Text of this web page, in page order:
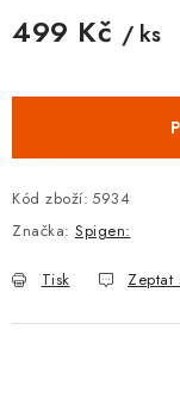
499 Kč / ks
Kód zboží: 5934
Značka: Spigen:
Tisk Zeptat